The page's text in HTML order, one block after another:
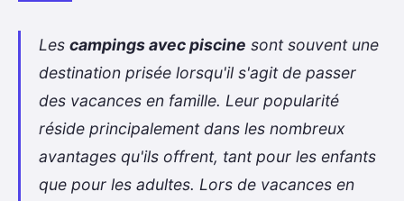
Les campings avec piscine sont souvent une
destination prisée lorsqu'il s'agit de passer
des vacances en famille. Leur popularité
réside principalement dans les nombreux
avantages qu'ils offrent, tant pour les enfants
que pour les adultes. Lors de vacances en